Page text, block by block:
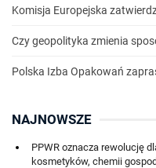
Komisja Europejska
Czy geopolityka zmienia
Polska Izba Opakowań
NAJNOWSZE
PPWR oznacza rewolucję
kosmetyków, chemii